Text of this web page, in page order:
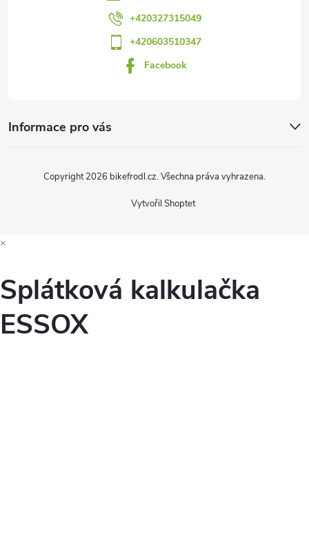
+420327315049
+420603510347
Facebook
Informace pro vás
Vytvořil Shoptet
Copyright 2026 bikefrodl.cz. Všechna práva vyhrazena.
×
Splátková kalkulačka
ESSOX